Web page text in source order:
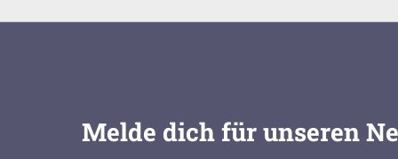
Melde dich für unseren